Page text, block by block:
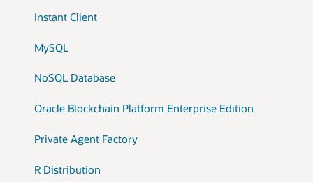
Instant Client
MySQL
NoSQL Database
Oracle Blockchain Platform Enterprise Edition
Private Agent Factory
R Distribution